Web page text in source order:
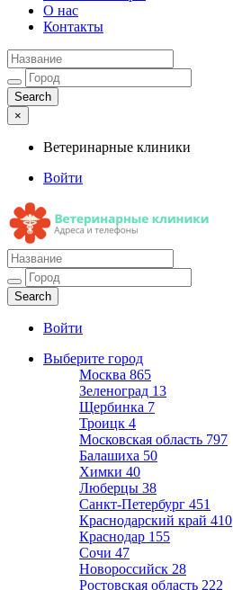
О нас
Контакты
×
Ветеринарные клиники
Войти
Ветеринарные клиники
Адреса и телефоны
Войти
Выберите город
Москва 865
Зеленоград 13
Щербинка 7
Троицк 4
Московская область 797
Балашиха 50
Химки 40
Люберцы 38
Санкт-Петербург 451
Краснодарский край 410
Краснодар 155
Сочи 47
Новороссийск 28
Ростовская область 222